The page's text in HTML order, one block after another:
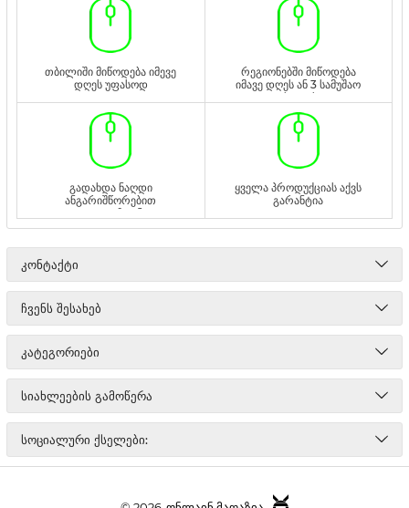
თბილიში მიწოდება იმევე
დღეს უფასოდ
რეგიონებში მიწოდება
იმავე დღეს ან 3 სამუშაო
დღეს უფასოდ
გადახდა ნაღდი
ანგარიშწორებით
ადგილზე ან
გადმორიცხვით
ყველა პროდუქციას აქვს
გარანტია
ᲙᲝᲜᲢᲐᲥᲢᲘ
ᲩᲕᲔᲜᲡ ᲨᲔᲡᲐᲮᲔᲑ
ᲙᲐᲢᲔᲒᲝᲠᲘᲔᲑᲘ
ᲡᲘᲐᲮᲚᲔᲔᲑᲘᲡ ᲒᲐᲛᲝᲬᲔᲠᲐ
ᲡᲝᲪᲘᲐᲚᲣᲠᲘ ᲥᲡᲔᲚᲔᲑᲘ: